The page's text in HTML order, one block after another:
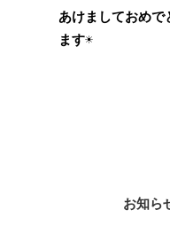
あけましておめで
ます☀️
お知ら